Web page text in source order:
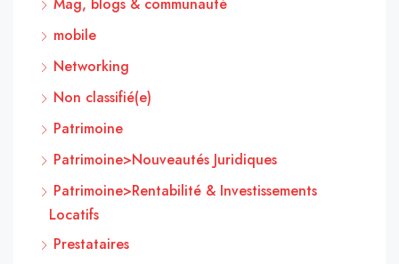
Mag, blogs & communauté
mobile
Networking
Non classifié(e)
Patrimoine
Patrimoine>Nouveautés Juridiques
Patrimoine>Rentabilité & Investissements
Locatifs
Prestataires